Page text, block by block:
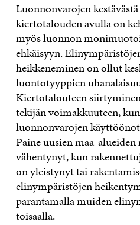
Luonnonvarojen
kiertotalouden avulla on
myös luonnon
ehkäisyyn.
heikkeneminen on ollut
luontotyyppien
Kiertotalouteen
tekijän voimakkuuteen,
luonnonvarojen
Paine uusien maa-
vähentynyt, kun
on yleistynyt tai
elinympäristöjen
parantamalla muiden
toisaalla.